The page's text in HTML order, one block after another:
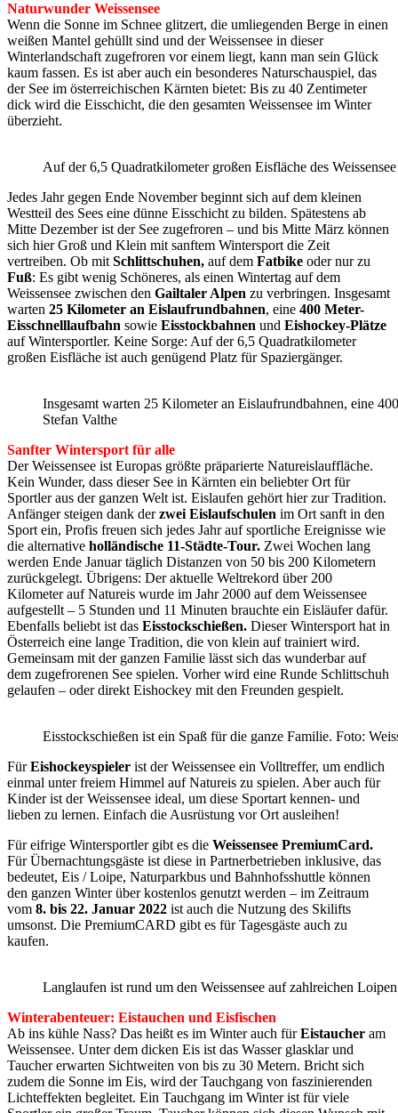
Naturwunder Weissensee
Wenn die Sonne im Schnee glitzert, die umliegenden Berge in einen
weißen Mantel gehüllt sind und der Weissensee in dieser
Winterlandschaft zugefroren vor einem liegt, kann man sein Glück
kaum fassen. Es ist aber auch ein besonderes Naturschauspiel, das
der See im österreichischen Kärnten bietet: Bis zu 40 Zentimeter
dick wird die Eisschicht, die den gesamten Weissensee im Winter
überzieht.
Auf der 6,5 Quadratkilometer großen Eisfläche des
Jedes Jahr gegen Ende November beginnt sich auf dem kleinen
Westteil des Sees eine dünne Eisschicht zu bilden. Spätestens ab
Mitte Dezember ist der See zugefroren – und bis Mitte März können
sich hier Groß und Klein mit sanftem Wintersport die Zeit
vertreiben. Ob mitSchlittschuhen, auf dem Fatbike oder nur zu
Fuß: Es gibt wenig Schöneres, als einen Wintertag auf dem
Weissensee zwischen den Gailtaler Alpen zu verbringen. Insgesamt
warten 25 Kilometer an Eislaufrundbahnen, eine 400 Meter-
Eisschnelllaufbahn sowie Eisstockbahnen und Eishockey-Plätze
auf Wintersportler. Keine Sorge: Auf der 6,5 Quadratkilometer
großen Eisfläche ist auch genügend Platz für Spaziergänger.
Insgesamt warten 25 Kilometer an Eislaufrundbahnen, eine
Stefan Valthe
Sanfter Wintersport für alle
Der Weissensee ist Europas größte präparierte Natureislauffläche.
Kein Wunder, dass dieser See in Kärnten ein beliebter Ort für
Sportler aus der ganzen Welt ist. Eislaufen gehört hier zur Tradition.
Anfänger steigen dank derzwei Eislaufschulen im Ort sanft in den
Sport ein, Profis freuen sich jedes Jahr auf sportliche Ereignisse wie
die alternative holländische 11-Städte-Tour. Zwei Wochen lang
werden Ende Januar täglich Distanzen von 50 bis 200 Kilometern
zurückgelegt. Übrigens: Der aktuelle Weltrekord über 200
Kilometer auf Natureis wurde im Jahr 2000 auf dem Weissensee
aufgestellt – 5 Stunden und 11 Minuten brauchte ein Eisläufer dafür.
Ebenfalls beliebt ist das Eisstockschießen. Dieser Wintersport hat in
Österreich eine lange Tradition, die von klein auf trainiert wird.
Gemeinsam mit der ganzen Familie lässt sich das wunderbar auf
dem zugefrorenen See spielen. Vorher wird eine Runde Schlittschuh
gelaufen – oder direkt Eishockey mit den Freunden gespielt.
Eisstockschießen ist ein Spaß für die ganze Familie. Foto:
FürEishockeyspieler ist der Weissensee ein Volltreffer, um endlich
einmal unter freiem Himmel auf Natureis zu spielen. Aber auch für
Kinder ist der Weissensee ideal, um diese Sportart kennen- und
lieben zu lernen. Einfach die Ausrüstung vor Ort ausleihen!
Für eifrige Wintersportler gibt es die Weissensee PremiumCard.
Für Übernachtungsgäste ist diese in Partnerbetrieben inklusive, das
bedeutet, Eis / Loipe, Naturparkbus und Bahnhofsshuttle können
den ganzen Winter über kostenlos genutzt werden – im Zeitraum
vom 8. bis 22. Januar 2022 ist auch die Nutzung des Skilifts
umsonst. Die PremiumCARD gibt es für Tagesgäste auch zu
kaufen.
Langlaufen ist rund um den Weissensee auf zahlreichen
Winterabenteuer: Eistauchen und Eisfischen
Ab ins kühle Nass? Das heißt es im Winter auch fürEistaucher am
Weissensee. Unter dem dicken Eis ist das Wasser glasklar und
Taucher erwarten Sichtweiten von bis zu 30 Metern. Bricht sich
zudem die Sonne im Eis, wird der Tauchgang von faszinierenden
Lichteffekten begleitet. Ein Tauchgang im Winter ist für viele